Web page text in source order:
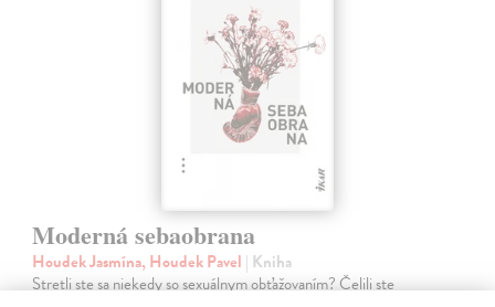
Moderná sebaobrana
Houdek Jasmína, Houdek Pavel | Kniha
Stretli ste sa niekedy so sexuálnym obťažovaním? Čelili ste